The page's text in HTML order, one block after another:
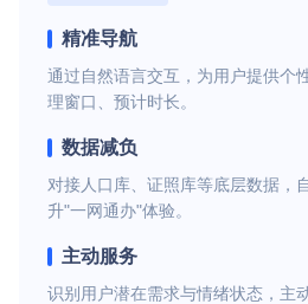
精准导航
通过自然语言交互，为用户提供个
理窗口、预计时长。
数据减负
对接人口库、证照库等底层数据，
升"一网通办"体验。
主动服务
识别用户潜在需求与情绪状态，主